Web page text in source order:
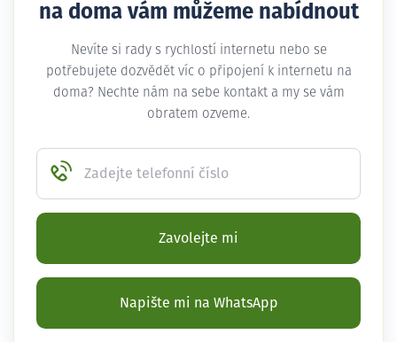
na doma vám můžeme nabídnout
Nevíte si rady s rychlostí internetu nebo se
potřebujete dozvědět víc o připojení k internetu na
doma? Nechte nám na sebe kontakt a my se vám
obratem ozveme.
Zadejte telefonní číslo
Zavolejte mi
Napište mi na WhatsApp